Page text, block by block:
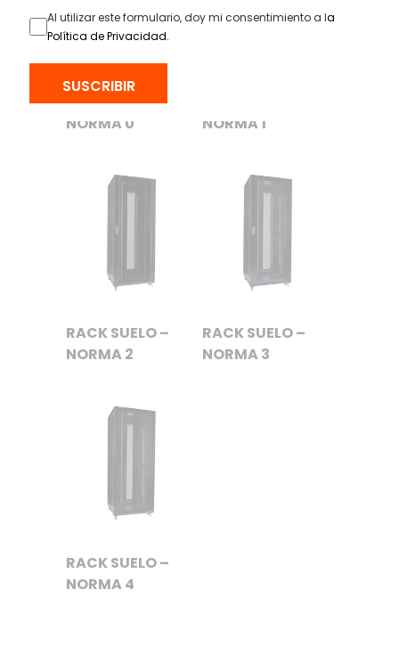
RACK SUELO –
NORMA 0
NORMA 1
RACK SUELO –
NORMA 2
RACK SUELO –
NORMA 3
RACK SUELO –
NORMA 4
Al utilizar este formulario, doy mi consentimiento a la
Política de Privacidad.
SUSCRIBIR